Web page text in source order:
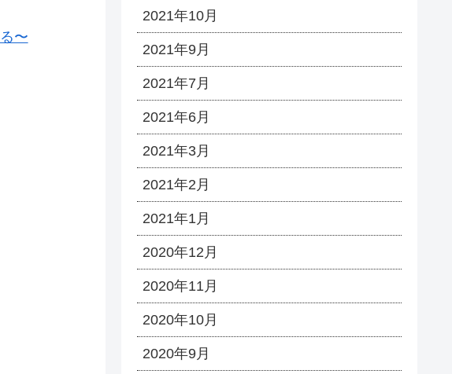
〜
2021年10月
2021年9月
2021年7月
2021年6月
2021年3月
2021年2月
2021年1月
2020年12月
2020年11月
2020年10月
2020年9月